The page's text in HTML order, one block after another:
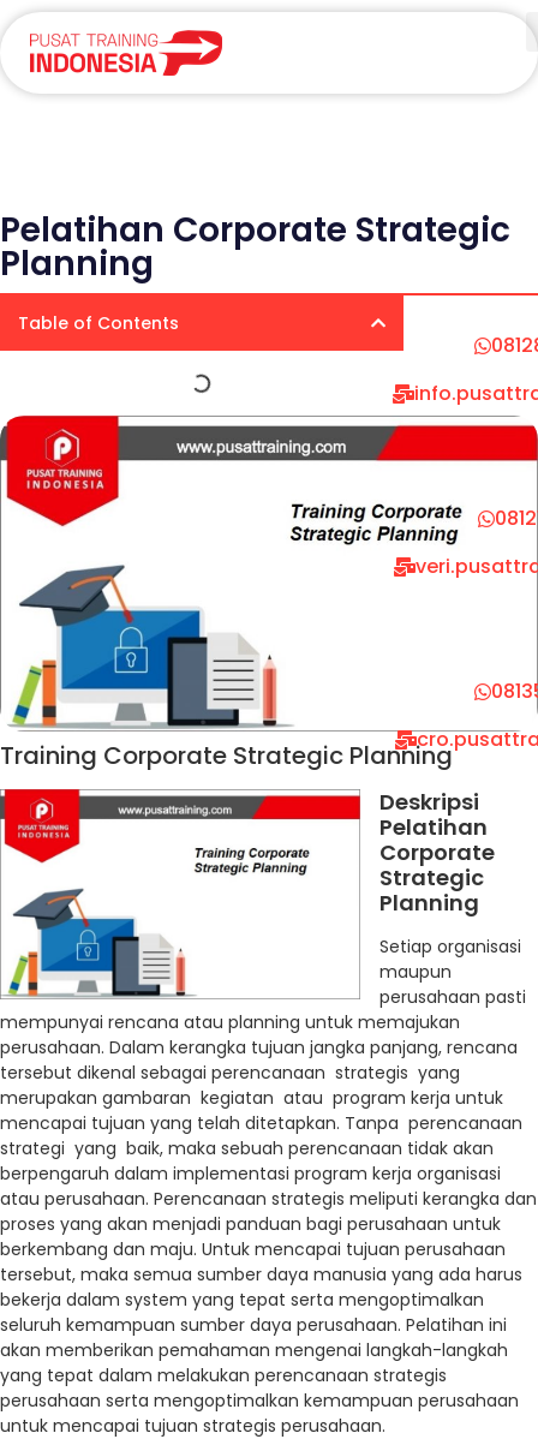
Pelatihan Corporate Strategic
Planning
Table of Contents
Training Corporate Strategic Planning
Deskripsi
Pelatihan
Corporate
Strategic
Planning
Setiap organisasi
maupun
perusahaan pasti
mempunyai rencana atau planning untuk memajukan
perusahaan. Dalam kerangka tujuan jangka panjang, rencana
tersebut dikenal sebagai perencanaan strategis yang
merupakan gambaran kegiatan atau program kerja untuk
mencapai tujuan yang telah ditetapkan. Tanpa perencanaan
strategi yang baik, maka sebuah perencanaan tidak akan
berpengaruh dalam implementasi program kerja organisasi
atau perusahaan. Perencanaan strategis meliputi kerangka dan
proses yang akan menjadi panduan bagi perusahaan untuk
berkembang dan maju. Untuk mencapai tujuan perusahaan
tersebut, maka semua sumber daya manusia yang ada harus
bekerja dalam system yang tepat serta mengoptimalkan
seluruh kemampuan sumber daya perusahaan. Pelatihan ini
akan memberikan pemahaman mengenai langkah-langkah
yang tepat dalam melakukan perencanaan strategis
perusahaan serta mengoptimalkan kemampuan perusahaan
untuk mencapai tujuan strategis perusahaan.